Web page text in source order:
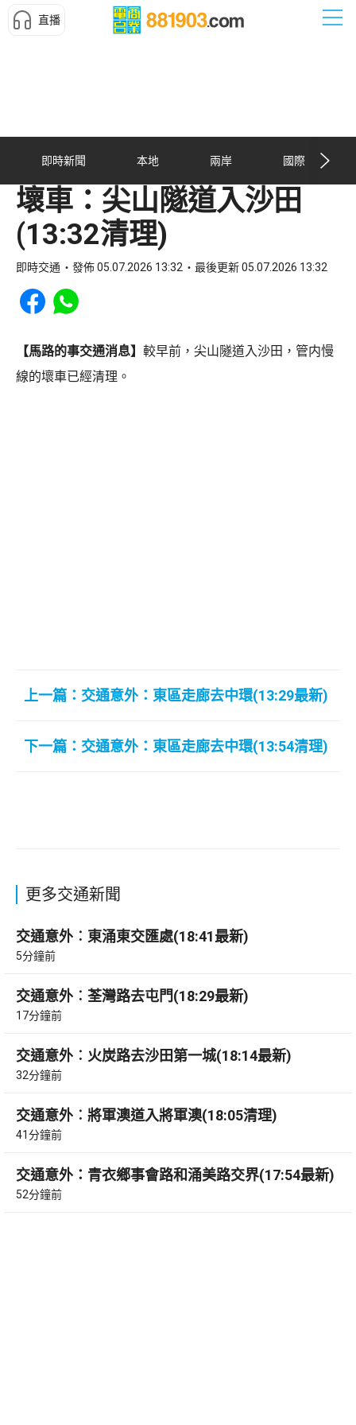
直播
即時新聞 本地 兩岸 國際
壞車：尖山隧道入沙田
(13:32清理)
即時交通 發佈 05.07.2026 13:32 最後更新 05.07.2026 13:32
Share to Facebook
Share to WhatsApp
【馬路的事交通消息】 較早前，尖山隧道入沙田，管内慢
線的壞車已經清理。
上一篇：交通意外：東區走廊去中環(13:29最新)
下一篇：交通意外：東區走廊去中環(13:54清理)
更多交通新聞
交通意外︰東涌東交匯處(18:41最新)
5分鐘前
交通意外︰荃灣路去屯門(18:29最新)
17分鐘前
交通意外︰火炭路去沙田第一城(18:14最新)
32分鐘前
交通意外︰將軍澳道入將軍澳(18:05清理)
41分鐘前
交通意外：青衣鄉事會路和涌美路交界(17:54最新)
52分鐘前